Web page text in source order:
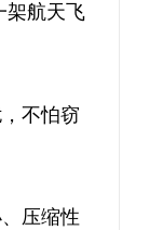
架航天飞
不怕窃
压缩性